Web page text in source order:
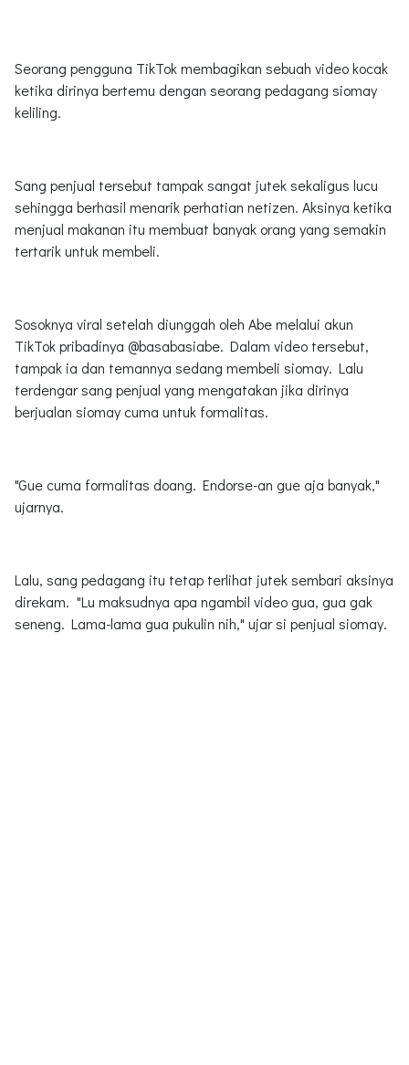
Seorang pengguna TikTok membagikan sebuah video kocak
ketika dirinya bertemu dengan seorang pedagang siomay
keliling.
Sang penjual tersebut tampak sangat jutek sekaligus lucu
sehingga berhasil menarik perhatian netizen. Aksinya ketika
menjual makanan itu membuat banyak orang yang semakin
tertarik untuk membeli.
Sosoknya viral setelah diunggah oleh Abe melalui akun
TikTok pribadinya @basabasiabe. Dalam video tersebut,
tampak ia dan temannya sedang membeli siomay. Lalu
terdengar sang penjual yang mengatakan jika dirinya
berjualan siomay cuma untuk formalitas.
"Gue cuma formalitas doang. Endorse-an gue aja banyak,"
ujarnya.
Lalu, sang pedagang itu tetap terlihat jutek sembari aksinya
direkam. "Lu maksudnya apa ngambil video gua, gua gak
seneng. Lama-lama gua pukulin nih," ujar si penjual siomay.